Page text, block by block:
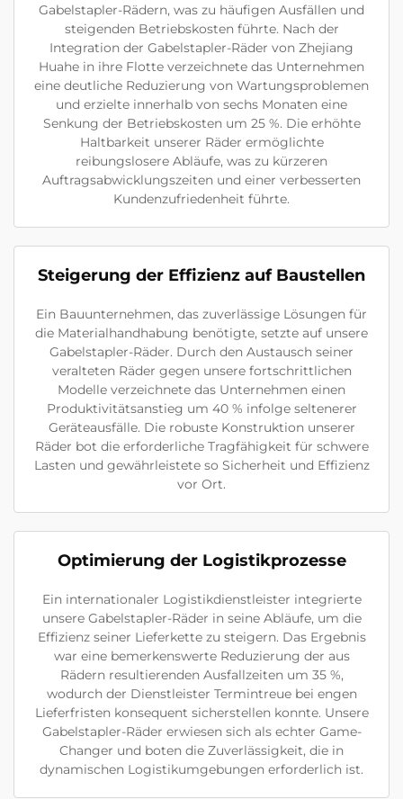
Gabelstapler-Rädern, was zu häufigen Ausfällen und
steigenden Betriebskosten führte. Nach der
Integration der Gabelstapler-Räder von Zhejiang
Huahe in ihre Flotte verzeichnete das Unternehmen
eine deutliche Reduzierung von Wartungsproblemen
und erzielte innerhalb von sechs Monaten eine
Senkung der Betriebskosten um 25 %. Die erhöhte
Haltbarkeit unserer Räder ermöglichte
reibungslosere Abläufe, was zu kürzeren
Auftragsabwicklungszeiten und einer verbesserten
Kundenzufriedenheit führte.
Steigerung der Effizienz auf Baustellen
Ein Bauunternehmen, das zuverlässige Lösungen für
die Materialhandhabung benötigte, setzte auf unsere
Gabelstapler-Räder. Durch den Austausch seiner
veralteten Räder gegen unsere fortschrittlichen
Modelle verzeichnete das Unternehmen einen
Produktivitätsanstieg um 40 % infolge seltenerer
Geräteausfälle. Die robuste Konstruktion unserer
Räder bot die erforderliche Tragfähigkeit für schwere
Lasten und gewährleistete so Sicherheit und Effizienz
vor Ort.
Optimierung der Logistikprozesse
Ein internationaler Logistikdienstleister integrierte
unsere Gabelstapler-Räder in seine Abläufe, um die
Effizienz seiner Lieferkette zu steigern. Das Ergebnis
war eine bemerkenswerte Reduzierung der aus
Rädern resultierenden Ausfallzeiten um 35 %,
wodurch der Dienstleister Termintreue bei engen
Lieferfristen konsequent sicherstellen konnte. Unsere
Gabelstapler-Räder erwiesen sich als echter Game-
Changer und boten die Zuverlässigkeit, die in
dynamischen Logistikumgebungen erforderlich ist.